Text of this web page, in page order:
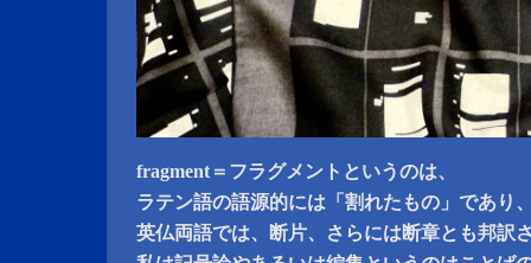
fragment＝フラグメントというのは、
ラテン語の語源的には「割れたもの」であり
英仏両語では、断片、さらには断章とも邦訳